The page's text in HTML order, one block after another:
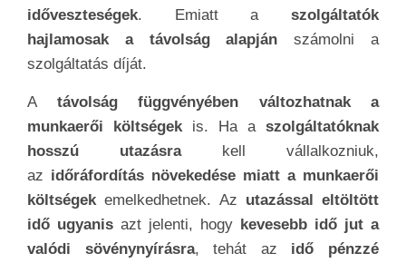
időveszteségek. Emiatt a szolgáltatók
hajlamosak a távolság alapján számolni a
szolgáltatás díját.
A távolság függvényében változhatnak a
munkaerői költségek is. Ha a szolgáltatóknak
hosszú utazásra kell vállalkozniuk,
az időráfordítás növekedése miatt a munkaerői
költségek emelkedhetnek. Az utazással eltöltött
idő ugyanis azt jelenti, hogy kevesebb idő jut a
valódi sövénynyírásra, tehát az idő pénzzé